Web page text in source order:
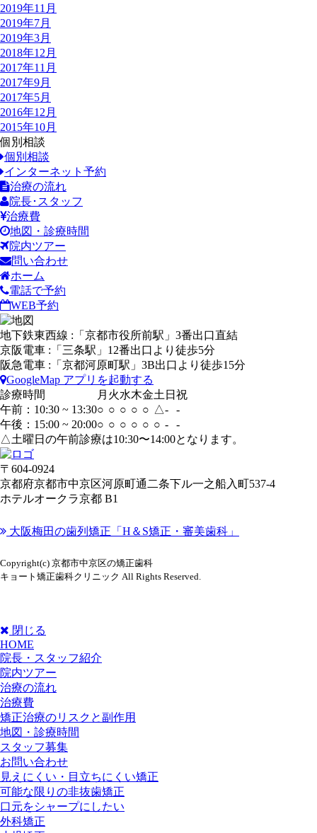
2019年11月
2019年7月
2019年3月
2018年12月
2017年11月
2017年9月
2017年5月
2016年12月
2015年10月
個別相談
個別相談
インターネット予約
治療の流れ
院長･スタッフ
治療費
地図・診療時間
院内ツアー
問い合わせ
ホーム
電話で予約
WEB予約
地下鉄東西線 :「京都市役所前駅」3番出口直結
京阪電車 :「三条駅」12番出口より徒歩5分
阪急電車 :「京都河原町駅」3B出口より徒歩15分
GoogleMap アプリを起動する
診療時間
月 火水木金土 日 祝
午前：10:30 ~ 13:30○ ○ ○ ○ ○ △-
-
午後：15:00 ~ 20:00○ ○ ○ ○ ○ ○ -
-
△土曜日の午前診療は10:30〜14:00となります。
〒604-0924
京都府京都市中京区河原町通二条下ル一之船入町537-4
ホテルオークラ京都 B1
大阪梅田の歯列矯正「H＆S矯正・審美歯科」
Copyright(c) 京都市中京区の矯正歯科
キョート矯正歯科クリニック All Rights Reserved.
閉じる
HOME
院長・スタッフ紹介
院内ツアー
治療の流れ
治療費
矯正治療のリスクと副作用
地図・診療時間
スタッフ募集
お問い合わせ
見えにくい・目立ちにくい矯正
可能な限りの非抜歯矯正
口元をシャープにしたい
外科矯正